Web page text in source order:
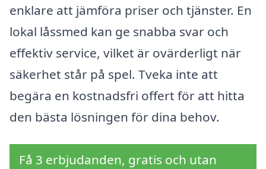
enklare att jämföra priser och tjänster. En
lokal låssmed kan ge snabba svar och
effektiv service, vilket är ovärderligt när
säkerhet står på spel. Tveka inte att
begära en kostnadsfri offert för att hitta
den bästa lösningen för dina behov.
Få 3 erbjudanden, gratis och utan